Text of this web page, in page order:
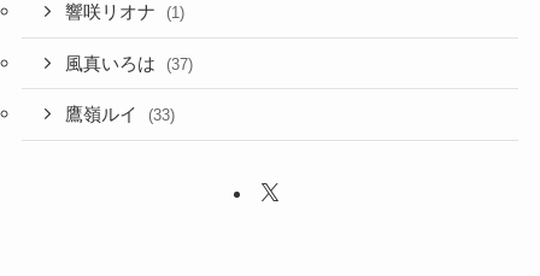
響咲リオナ (1)
風真いろは (37)
鷹嶺ルイ (33)